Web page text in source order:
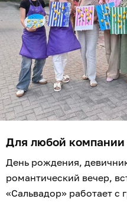
Для любой компании
День рождения,
романтический вечер,
«Сальвадор» работает с